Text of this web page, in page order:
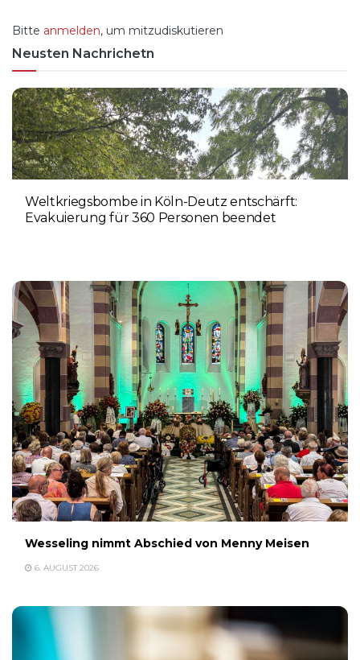
Bitte anmelden, um mitzudiskutieren
Neusten Nachrichetn
Weltkriegsbombe in Köln-Deutz entschärft:
Evakuierung für 360 Personen beendet
Wesseling nimmt Abschied von Menny Meisen
6. AUGUST 2026